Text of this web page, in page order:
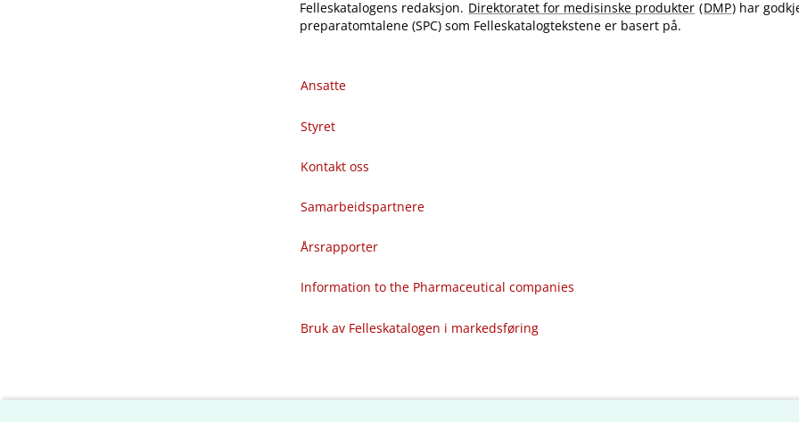
Felleskatalogens redaksjon. Direktoratet for medisinske produkter (DMP) har
preparatomtalene (SPC) som Felleskatalogtekstene er basert på.
Ansatte
Styret
Kontakt oss
Samarbeidspartnere
Årsrapporter
Information to the Pharmaceutical companies
Bruk av Felleskatalogen i markedsføring